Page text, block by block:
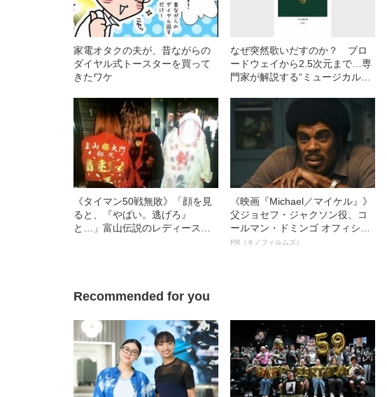
家電オタクの夫が、昔ながらの
ダイヤル式トースターを買って
きたワケ
なぜ突然歌いだすのか？ ブロ
ードウェイから2.5次元まで…専
門家が解説する“ミュージカルの
《タイマン50戦無敗》「顔を見
ると、『やばい。逃げろ』
と…」富山伝説のレディース初
《映画『Michael／マイケル』》
父ジョセフ・ジャクソン役、コ
ールマン・ドミンゴ オフィシャ
ルインタビュー“観客を魅了した
PR（キノフィルムズ）
Recommended for you